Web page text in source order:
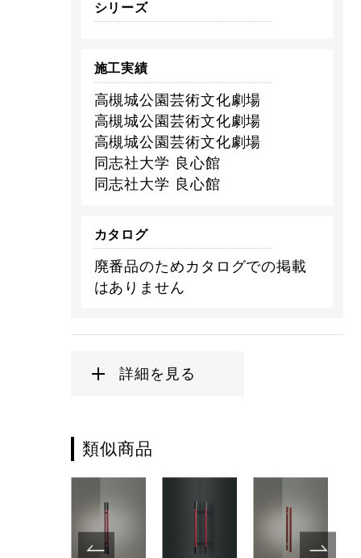
シリーズ
施工実績
高槻城公園芸術文化劇場
高槻城公園芸術文化劇場
高槻城公園芸術文化劇場
同志社大学 良心館
同志社大学 良心館
カタログ
廃番品のためカタログでの掲載
はありません
詳細を見る
類似商品